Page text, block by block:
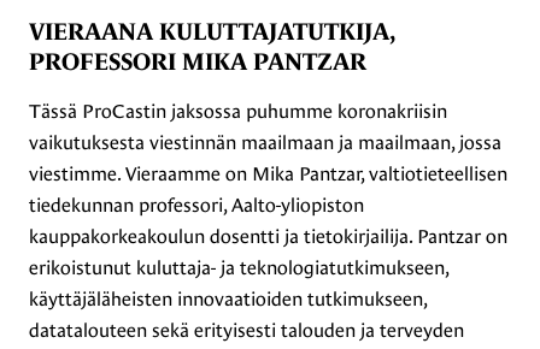
VIERAANA KULUTTAJATUTKIJA,
PROFESSORI MIKA PANTZAR
Tässä ProCastin jaksossa puhumme koronakriisin
vaikutuksesta viestinnän maailmaan ja maailmaan, jossa
viestimme. Vieraamme on Mika Pantzar, valtiotieteellisen
tiedekunnan professori, Aalto-yliopiston
kauppakorkeakoulun dosentti ja tietokirjailija. Pantzar on
erikoistunut kuluttaja- ja teknologiatutkimukseen,
käyttäjäläheisten innovaatioiden tutkimukseen,
datatalouteen sekä erityisesti talouden ja terveyden